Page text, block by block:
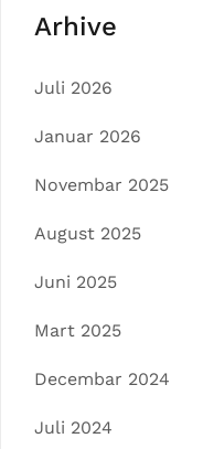
Arhive
Juli 2026
Januar 2026
Novembar 2025
August 2025
Juni 2025
Mart 2025
Decembar 2024
Juli 2024